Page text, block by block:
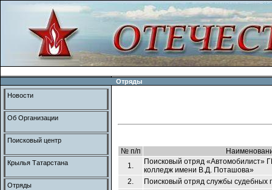
Отряды
№ п/п
1.
Поисковый отряд «Автомобилист»
колледж имени В.Д. Поташова»
2.
Поисковый отряд службы судебных
Новости
Об Организации
Поисковый центр
Крылья Татарстана
Отряды